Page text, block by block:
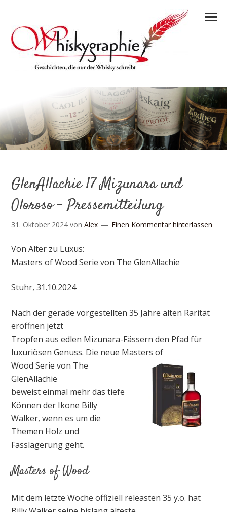
GlenAllachie 17 Mizunara und
Oloroso – Pressemitteilung
31. Oktober 2024 vonAlex Einen Kommentar hinterlassen
Von Alter zu Luxus:
Masters of Wood Serie von The GlenAllachie
Stuhr, 31.10.2024
Nach der gerade vorgestellten 35 Jahre alten Rarität
eröffnen jetzt
Tropfen aus edlen Mizunara-Fässern den Pfad für
luxuriösen Genuss. Die neue Masters of
Wood Serie von The
GlenAllachie
beweist einmal mehr das tiefe
Können der Ikone Billy
Walker, wenn es um die
Themen Holz und
Fasslagerung geht.
Masters of Wood
Mit dem letzte Woche offiziell releasten 35 y.o. hat